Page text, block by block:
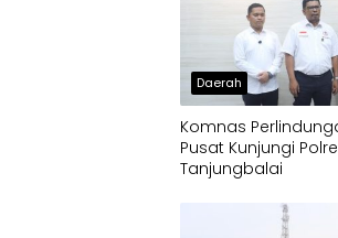
Daerah
Komnas
Pusat Kunjungi
Tanjungbalai